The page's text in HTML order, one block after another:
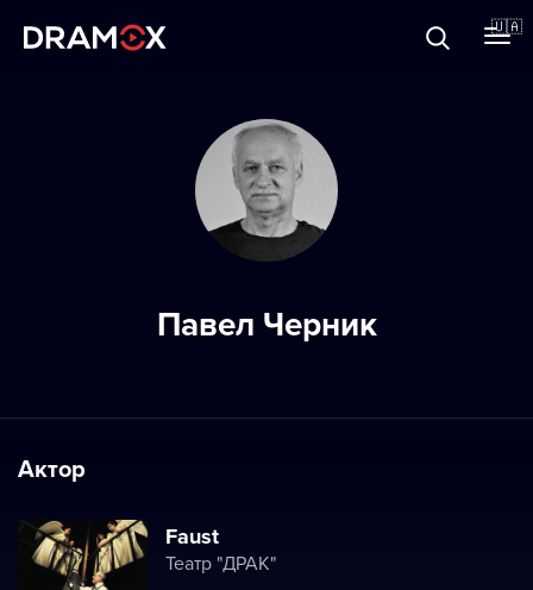
🇺🇦
Зареєструватися
Павел Черник
Актор
Faust
Театр "ДРАК"